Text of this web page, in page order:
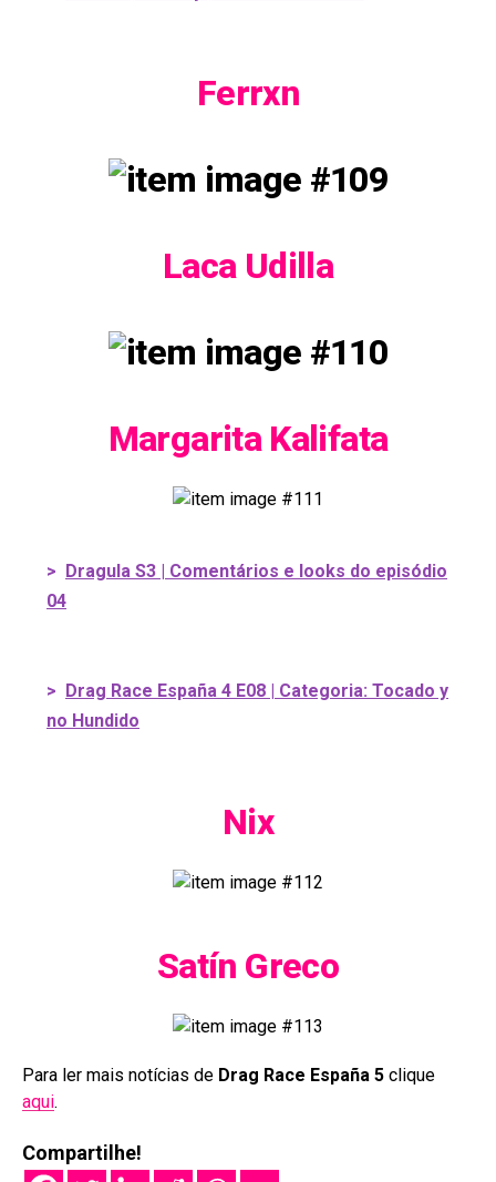
Ferrxn
Laca Udilla
Margarita Kalifata
> Dragula S3 | Comentários e looks do episódio
04
> Drag Race España 4 E08 | Categoria: Tocado y
no Hundido
Nix
Satín Greco
Para ler mais notícias de Drag Race España 5 clique
aqui.
Compartilhe!